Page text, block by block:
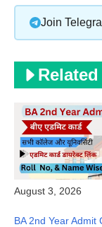
Join
August 3, 2026
BA 2nd Year Admit